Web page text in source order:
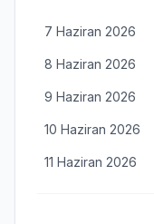
7 Haziran 2026
8 Haziran 2026
9 Haziran 2026
10 Haziran 2026
11 Haziran 2026